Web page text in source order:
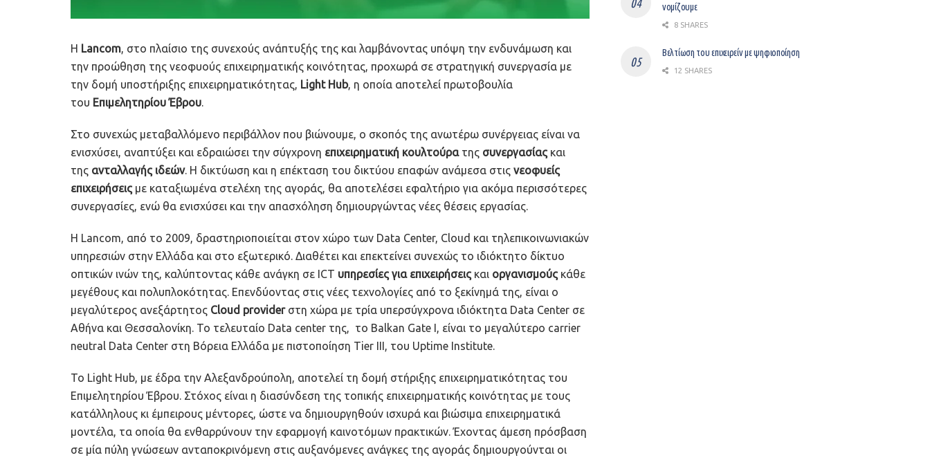
H Lancom, στο πλαίσιο της συνεχούς ανάπτυξής της και λαμβάνοντας υπόψη την ενδυνάμωση και
την προώθηση της νεοφυούς επιχειρηματικής κοινότητας, προχωρά σε στρατηγική συνεργασία με
την δομή υποστήριξης επιχειρηματικότητας, Light Hub, η οποία αποτελεί πρωτοβουλία
του Επιμελητηρίου Έβρου.
Στο συνεχώς μεταβαλλόμενο περιβάλλον που βιώνουμε, ο σκοπός της ανωτέρω συνέργειας είναι να
ενισχύσει, αναπτύξει και εδραιώσει την σύγχρονη επιχειρηματική κουλτούρατης συνεργασίας και
της ανταλλαγής ιδεών. Η δικτύωση και η επέκταση του δικτύου επαφών ανάμεσα στις νεοφυείς
επιχειρήσεις με καταξιωμένα στελέχη της αγοράς, θα αποτελέσει εφαλτήριο για ακόμα περισσότερες
συνεργασίες, ενώ θα ενισχύσει και την απασχόληση δημιουργώντας νέες θέσεις εργασίας.
Η Lancom, από το 2009, δραστηριοποιείται στον χώρο των Data Center, Cloud και τηλεπικοινωνιακών
υπηρεσιών στην Ελλάδα και στο εξωτερικό. Διαθέτει και επεκτείνει συνεχώς το ιδιόκτητο δίκτυο
οπτικών ινών της, καλύπτοντας κάθε ανάγκη σε ICT υπηρεσίες για επιχειρήσεις και οργανισμούς κάθε
μεγέθους και πολυπλοκότητας. Επενδύοντας στις νέες τεχνολογίες από το ξεκίνημά της, είναι ο
μεγαλύτερος ανεξάρτητος Cloud providerστη χώρα με τρία υπερσύγχρονα ιδιόκτητα Data Center σε
Αθήνα και Θεσσαλονίκη. Το τελευταίο Data center της, το Balkan Gate I, είναι το μεγαλύτερο carrier
neutral Data Center στη Βόρεια Ελλάδα με πιστοποίηση Tier III, του Uptime Institute.
To Light Hub, με έδρα την Αλεξανδρούπολη, αποτελεί τη δομή στήριξης επιχειρηματικότητας του
Επιμελητηρίου Έβρου. Στόχος είναι η διασύνδεση της τοπικής επιχειρηματικής κοινότητας με τους
κατάλληλους κι έμπειρους μέντορες, ώστε να δημιουργηθούν ισχυρά και βιώσιμα επιχειρηματικά
μοντέλα, τα οποία θα ενθαρρύνουν την εφαρμογή καινοτόμων πρακτικών. Έχοντας άμεση πρόσβαση
σε μία πύλη γνώσεων ανταποκρινόμενη στις αυξανόμενες ανάγκες της αγοράς δημιουργούνται οι
νομίζουμε
8 SHARES
Βελτίωση του επιχειρείν με ψηφιοποίηση
12 SHARES